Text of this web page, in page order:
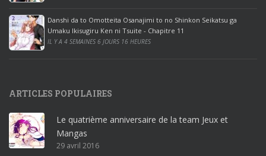
e
2
0
1
r
o
ff
i
Danshi da to Omotteita Osanajimi to no Shinkon Seikatsu ga
Umaku Ikisugiru Ken ni Tsuite - Chapitre 11
IL Y A 4 SEMAINES 6 JOURS 16 HEURES
ARTICLES POPULAIRES
Le quatrième anniversaire de la team Jeux et
Mangas
29 avril 2016